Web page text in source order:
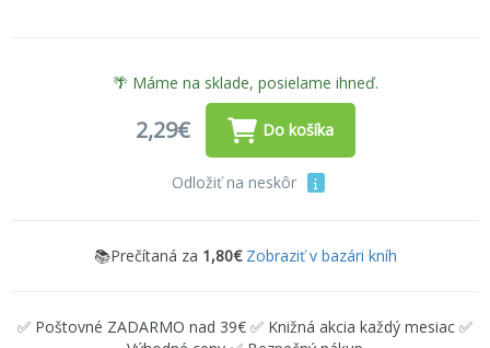
🌴 Máme na sklade, posielame ihneď.
2,29€ Do košíka
Odložiť na neskôr
📚Prečítaná za 1,80€ Zobraziť v bazári kníh
✅ Poštovné ZADARMO nad 39€ ✅ Knižná akcia každý mesiac ✅